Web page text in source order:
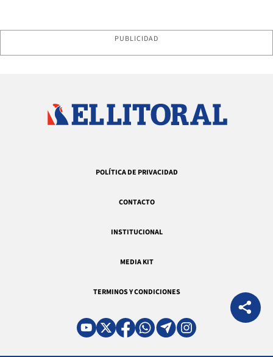
PUBLICIDAD
POLÍTICA DE PRIVACIDAD
CONTACTO
INSTITUCIONAL
MEDIA KIT
TERMINOS Y CONDICIONES